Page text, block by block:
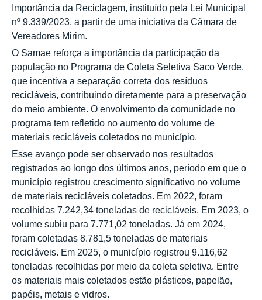
Importância da Reciclagem, instituído pela Lei Municipal
nº 9.339/2023, a partir de uma iniciativa da Câmara de
Vereadores Mirim.
O Samae reforça a importância da participação da
população no Programa de Coleta Seletiva Saco Verde,
que incentiva a separação correta dos resíduos
recicláveis, contribuindo diretamente para a preservação
do meio ambiente. O envolvimento da comunidade no
programa tem refletido no aumento do volume de
materiais recicláveis coletados no município.
Esse avanço pode ser observado nos resultados
registrados ao longo dos últimos anos, período em que o
município registrou crescimento significativo no volume
de materiais recicláveis coletados. Em 2022, foram
recolhidas 7.242,34 toneladas de recicláveis. Em 2023, o
volume subiu para 7.771,02 toneladas. Já em 2024,
foram coletadas 8.781,5 toneladas de materiais
recicláveis. Em 2025, o município registrou 9.116,62
toneladas recolhidas por meio da coleta seletiva. Entre
os materiais mais coletados estão plásticos, papelão,
papéis, metais e vidros.